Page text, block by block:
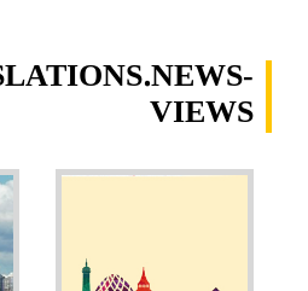
VIEWS